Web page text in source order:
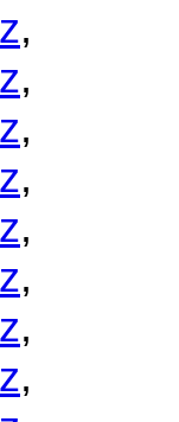
,
,
,
,
,
,
,
,